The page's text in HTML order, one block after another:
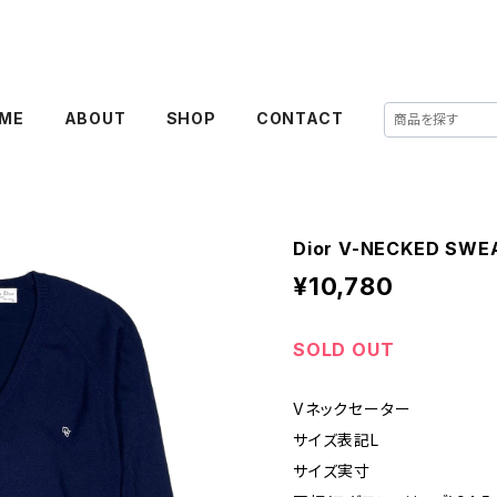
ABOUT SHOP CONTACT
Dior V-NECKED
¥10,780
SOLD OUT
Vネックセーター
サイズ表記L
サイズ実寸